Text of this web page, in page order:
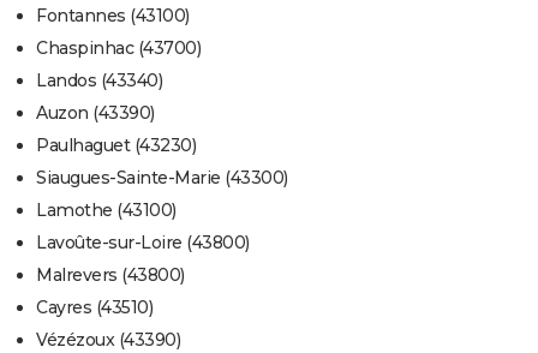
Fontannes (43100)
Chaspinhac (43700)
Landos (43340)
Auzon (43390)
Paulhaguet (43230)
Siaugues-Sainte-Marie (43300)
Lamothe (43100)
Lavoûte-sur-Loire (43800)
Malrevers (43800)
Cayres (43510)
Vézézoux (43390)